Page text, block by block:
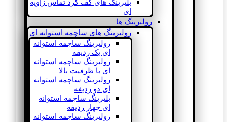
بلبرینگ های کف گرد تماس زاویه
ای
رولبرینگ ها
رولبرینگ های ساچمه استوانه ای
رولبرینگ ساچمه استوانه
ای یک ردیفه
رولبرینگ ساچمه استوانه
ای با ظرفیت بالا
رولبرینگ ساچمه استوانه
ای دو ردیفه
بلبرینگ ساچمه استوانه
ای چهار ردیفه
رولبرینگ ساچمه استوانه